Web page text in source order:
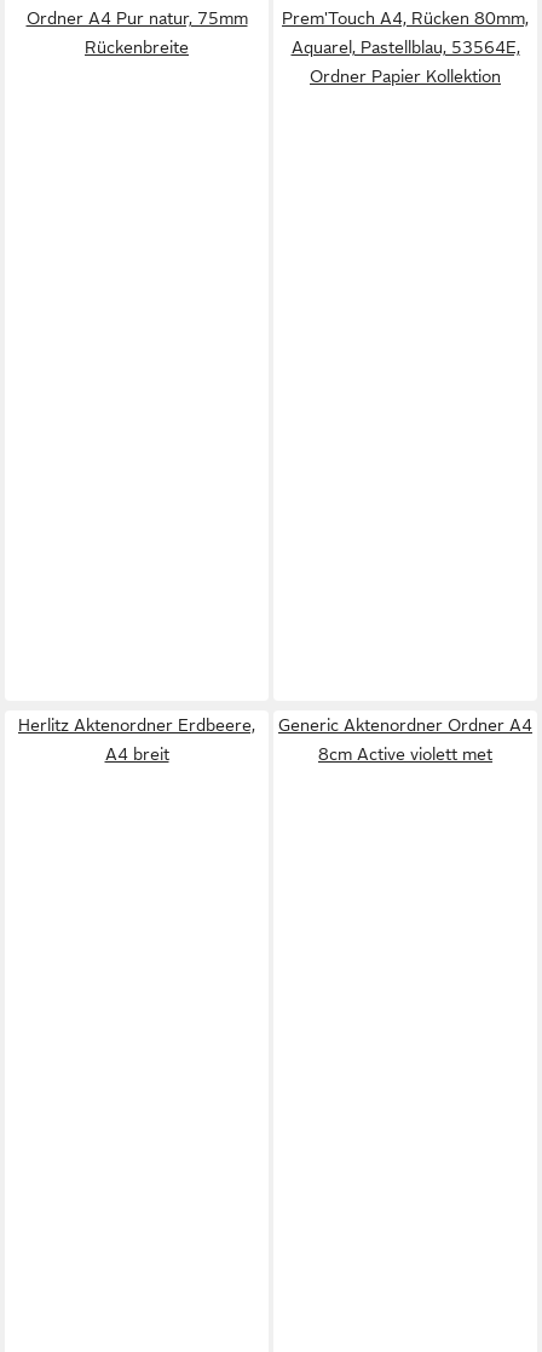
Ordner A4 Pur natur, 75mm
Rückenbreite
Prem'Touch A4, Rücken 80mm,
Aquarel, Pastellblau, 53564E,
Ordner Papier Kollektion
Herlitz Aktenordner Erdbeere,
A4 breit
Generic Aktenordner Ordner A4
8cm Active violett met